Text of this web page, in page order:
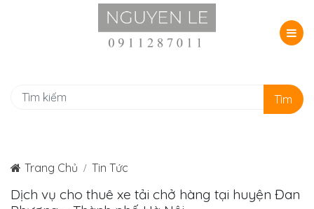
Tìm
Trang Chủ Tin Tức
Dịch vụ cho thuê xe tải chở hàng tại huyện Đan